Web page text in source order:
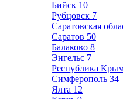
Бийск 10
Рубцовск 7
Саратовская
Саратов 50
Балаково 8
Энгельс 7
Республика
Симферополь 34
Ялта 12